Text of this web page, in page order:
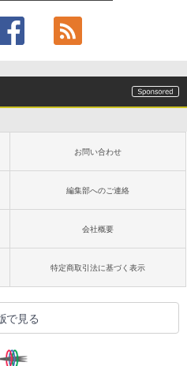
ー、ブラック、16GB、広告な
シグニチャーエディ
調整、色調調節ライト、12週間
リー、広告なし、メタリック
Kindle Colorsoft | 16GBストレ
水、7インチカラーディスプレ
調節ライト、最大8週間持続バッ
広告無し、ブラック (2025年発
Kindle Scribe Colorsoft |
お問い合わせ
編集部へのご連絡
会社概要
特定商取引法に基づく表示
で見る